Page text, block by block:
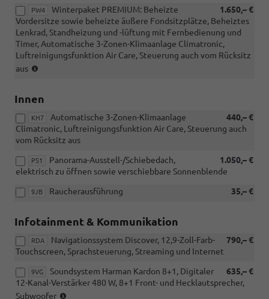
mit
eHybrid)
(nur
i.V.
mit
Aktionspaket
Komfort)
PW4 1.650,– €
Winterpaket PREMIUM: Beheizte
Vordersitze sowie beheizte äußere Fondsitzplätze, Beheiztes
Lenkrad, Standheizung und -lüftung mit Fernbedienung und
Timer, Automatische 3-Zonen-Klimaanlage Climatronic,
Luftreinigungsfunktion Air Care, Steuerung auch vom Rücksitz
aus
DSG)
Innen
KH7 440,– €
Automatische 3-Zonen-Klimaanlage
Climatronic, Luftreinigungsfunktion Air Care, Steuerung auch
vom Rücksitz aus
PS1 1.050,– €
Panorama-Ausstell-/Schiebedach,
elektrisch zu öffnen sowie verschiebbare Sonnenblende
9JB 35,– €
Raucherausführung
Infotainment & Kommunikation
RDA 790,– €
Navigationssystem Discover, 12,9-Zoll-Farb-
Touchscreen, Sprachsteuerung, Streaming und Internet
9VG 635,– €
Soundsystem Harman Kardon 8+1, Digitaler
12-Kanal-Verstärker 480 W, 8+1 Front- und Hecklautsprecher,
Subwoofer